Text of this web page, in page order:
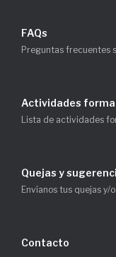
FAQs
Preguntas frecuentes
Actividades
Lista de actividades
Quejas y
Envíanos tus quejas y/
Contacto